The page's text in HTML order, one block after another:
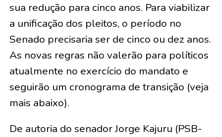
sua redução para cinco anos. Para viabilizar
a unificação dos pleitos, o período no
Senado precisaria ser de cinco ou dez anos.
As novas regras não valerão para políticos
atualmente no exercício do mandato e
seguirão um cronograma de transição (veja
mais abaixo).
De autoria do senador Jorge Kajuru (PSB-